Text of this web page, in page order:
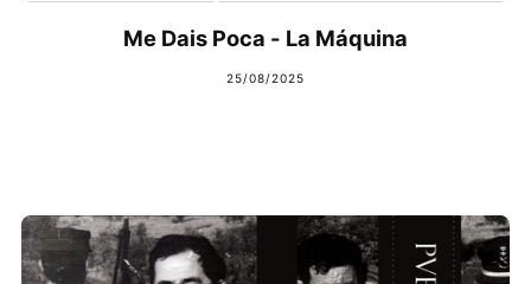
Me Dais Poca - La Máquina
25/08/2025